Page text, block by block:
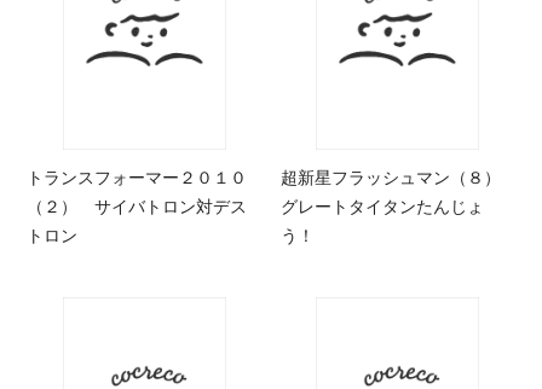
トランスフォーマー２０１０
（２） サイバトロン対デス
トロン
超新星フラッシュマン（８）
グレートタイタンたんじょ
う！